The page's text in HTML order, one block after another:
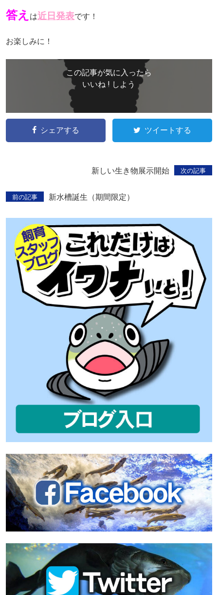
答え は近日発表です！
お楽しみに！
この記事が気に入ったら
いいね ! しよう
シェアする ツイートする
次の記事
新しい生き物展示開始
前の記事 新水槽誕生（期間限定）